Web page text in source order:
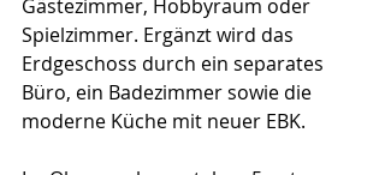
Gästezimmer, Hobbyraum oder
Spielzimmer. Ergänzt wird das
Erdgeschoss durch ein separates
Büro, ein Badezimmer sowie die
moderne Küche mit neuer EBK.